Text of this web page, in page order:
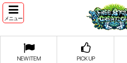
メニュー
NEW ITEM PICK UP